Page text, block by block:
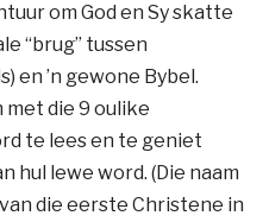
om God en Sy skatte
“brug” tussen
en ’n gewone Bybel.
met die 9 oulike
te lees en te geniet
hul lewe word. (Die naam
die eerste Christene in